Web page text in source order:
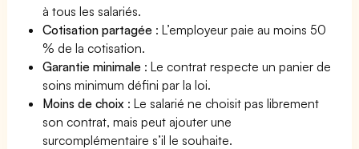
à tous les salariés.
Cotisation partagée : L’employeur paie au moins 50
% de la cotisation.
Garantie minimale : Le contrat respecte un panier de
soins minimum défini par la loi.
Moins de choix : Le salarié ne choisit pas librement
son contrat, mais peut ajouter une
surcomplémentaire s’il le souhaite.